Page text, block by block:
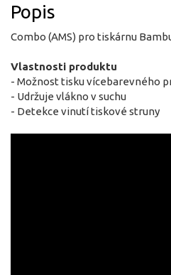
Popis
Combo (AMS) pro tiskárnu
Vlastnosti produktu
- Možnost tisku vícebarevného
- Udržuje vlákno v suchu
- Detekce vinutí tiskové struny